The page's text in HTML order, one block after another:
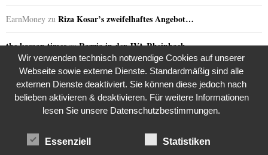
EarnMoney zu Riza Kosar’s zweifelhaftes Angebot…
the kasaan timeszuRazzia in der JVA Rheinbach
ClaudiazuRazzia in der JVA Rheinbach
AndreazuRazzia in der JVA Rheinbach
Wir verwenden technisch notwendige Cookies auf unserer
Webseite sowie externe Dienste. Standardmäßig sind alle
externen Dienste deaktiviert. Sie können diese jedoch nach
belieben aktivieren & deaktivieren. Für weitere Informationen
lesen Sie unsere Datenschutzbestimmungen.
Essenziell Statistiken